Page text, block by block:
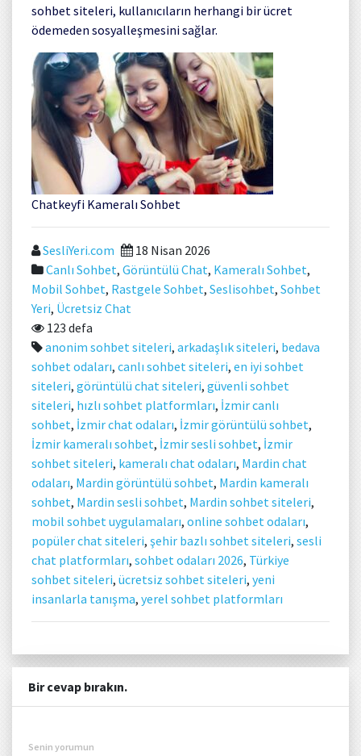
sohbet siteleri, kullanıcıların herhangi bir ücret
ödemeden sosyalleşmesini sağlar.
Chatkeyfi Kameralı Sohbet
SesliYeri.com
18 Nisan 2026
Canlı Sohbet, Görüntülü Chat, Kameralı Sohbet,
Mobil Sohbet, Rastgele Sohbet, Seslisohbet, Sohbet
Yeri, Ücretsiz Chat
123 defa
anonim sohbet siteleri, arkadaşlık siteleri, bedava
sohbet odaları, canlı sohbet siteleri, en iyi sohbet
siteleri, görüntülü chat siteleri, güvenli sohbet
siteleri, hızlı sohbet platformları, İzmir canlı
sohbet, İzmir chat odaları, İzmir görüntülü sohbet,
İzmir kameralı sohbet, İzmir sesli sohbet, İzmir
sohbet siteleri, kameralı chat odaları, Mardin chat
odaları, Mardin görüntülü sohbet, Mardin kameralı
sohbet, Mardin sesli sohbet, Mardin sohbet siteleri,
mobil sohbet uygulamaları, online sohbet odaları,
popüler chat siteleri, şehir bazlı sohbet siteleri, sesli
chat platformları, sohbet odaları 2026, Türkiye
sohbet siteleri, ücretsiz sohbet siteleri, yeni
insanlarla tanışma, yerel sohbet platformları
Bir cevap bırakın.
Senin yorumun